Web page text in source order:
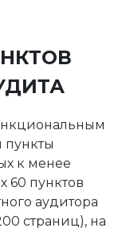
пункты
к менее
60 пунктов
аудитора
страниц), на